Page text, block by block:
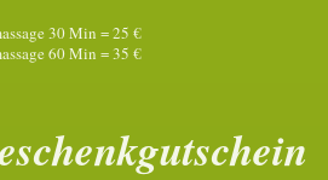
30 Min = 25 €
60 Min = 35 €